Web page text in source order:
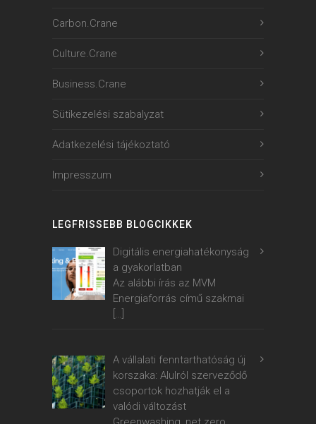
Carbon.Crane
Culture.Crane
Business.Crane
Sütikezelési szabalyzat
Adatkezelési tájékoztató
Impresszum
LEGFRISSEBB BLOGCIKKEK
Digitális energiahatékonyság
a gyakorlatban
Az alábbi írás az MVM
Energiaforrás című szakmai
A vállalati fenntarthatóság új
korszaka: Alulról szerveződő
csoportok hozhatják el a
valódi változást